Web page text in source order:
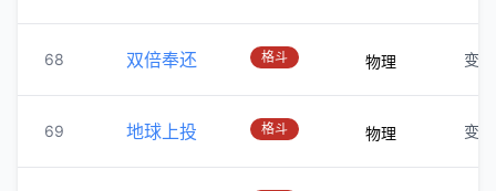
68 双倍奉还 格斗 物理 变化
69 地球上投 格斗 物理 变化